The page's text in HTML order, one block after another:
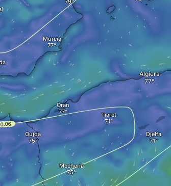
Murcia
Oujda
Mecheria
Oran
Algiers
Djelfa
Tiaret